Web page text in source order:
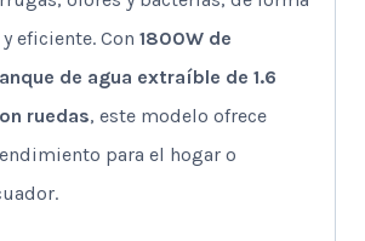
eficiente. Con 1800W de
de agua extraíble de 1.6
ruedas, este modelo ofrece
para el hogar o